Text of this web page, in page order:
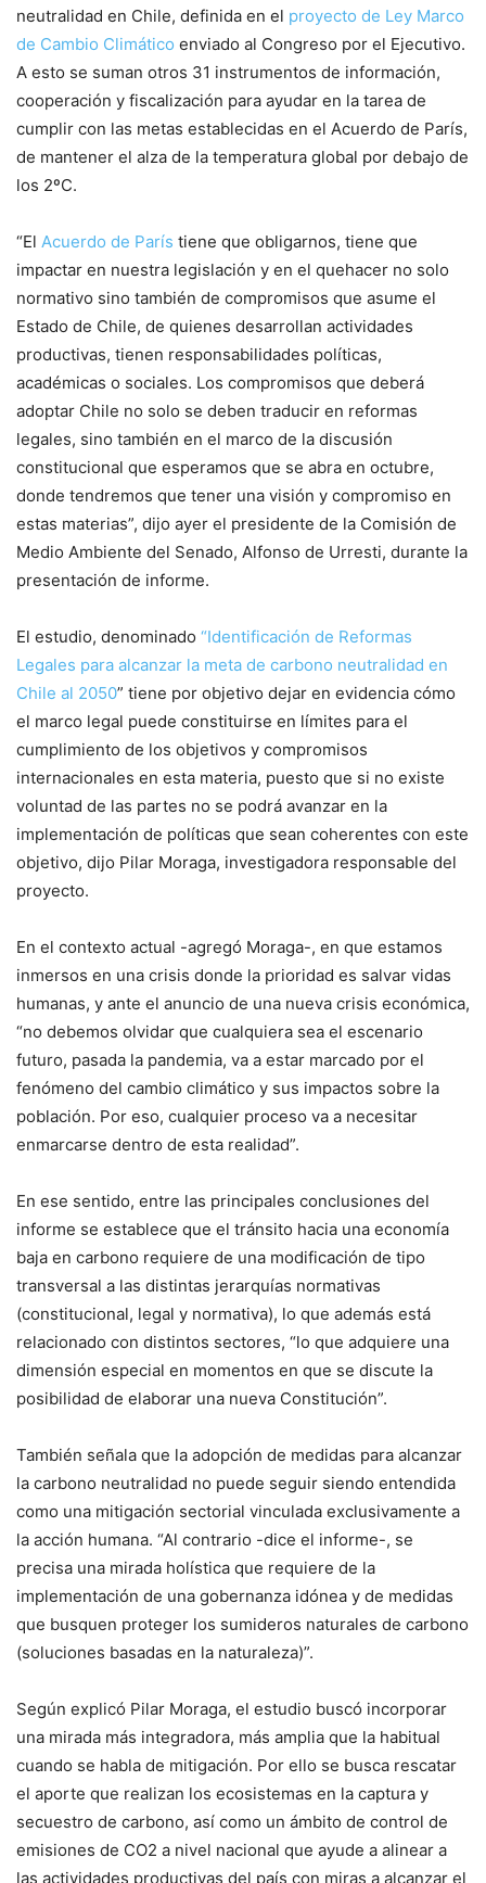
neutralidad en Chile, definida en el proyecto de Ley Marco
de Cambio Climático enviado al Congreso por el Ejecutivo.
A esto se suman otros 31 instrumentos de información,
cooperación y fiscalización para ayudar en la tarea de
cumplir con las metas establecidas en el Acuerdo de París,
de mantener el alza de la temperatura global por debajo de
los 2ºC.
“El Acuerdo de París tiene que obligarnos, tiene que
impactar en nuestra legislación y en el quehacer no solo
normativo sino también de compromisos que asume el
Estado de Chile, de quienes desarrollan actividades
productivas, tienen responsabilidades políticas,
académicas o sociales. Los compromisos que deberá
adoptar Chile no solo se deben traducir en reformas
legales, sino también en el marco de la discusión
constitucional que esperamos que se abra en octubre,
donde tendremos que tener una visión y compromiso en
estas materias”, dijo ayer el presidente de la Comisión de
Medio Ambiente del Senado, Alfonso de Urresti, durante la
presentación de informe.
El estudio, denominado “Identificación de Reformas
Legales para alcanzar la meta de carbono neutralidad en
Chile al 2050” tiene por objetivo dejar en evidencia cómo
el marco legal puede constituirse en límites para el
cumplimiento de los objetivos y compromisos
internacionales en esta materia, puesto que si no existe
voluntad de las partes no se podrá avanzar en la
implementación de políticas que sean coherentes con este
objetivo, dijo Pilar Moraga, investigadora responsable del
proyecto.
En el contexto actual -agregó Moraga-, en que estamos
inmersos en una crisis donde la prioridad es salvar vidas
humanas, y ante el anuncio de una nueva crisis económica,
“no debemos olvidar que cualquiera sea el escenario
futuro, pasada la pandemia, va a estar marcado por el
fenómeno del cambio climático y sus impactos sobre la
población. Por eso, cualquier proceso va a necesitar
enmarcarse dentro de esta realidad”.
En ese sentido, entre las principales conclusiones del
informe se establece que el tránsito hacia una economía
baja en carbono requiere de una modificación de tipo
transversal a las distintas jerarquías normativas
(constitucional, legal y normativa), lo que además está
relacionado con distintos sectores, “lo que adquiere una
dimensión especial en momentos en que se discute la
posibilidad de elaborar una nueva Constitución”.
También señala que la adopción de medidas para alcanzar
la carbono neutralidad no puede seguir siendo entendida
como una mitigación sectorial vinculada exclusivamente a
la acción humana. “Al contrario -dice el informe-, se
precisa una mirada holística que requiere de la
implementación de una gobernanza idónea y de medidas
que busquen proteger los sumideros naturales de carbono
(soluciones basadas en la naturaleza)”.
Según explicó Pilar Moraga, el estudio buscó incorporar
una mirada más integradora, más amplia que la habitual
cuando se habla de mitigación. Por ello se busca rescatar
el aporte que realizan los ecosistemas en la captura y
secuestro de carbono, así como un ámbito de control de
emisiones de CO2 a nivel nacional que ayude a alinear a
las actividades productivas del país con miras a alcanzar el